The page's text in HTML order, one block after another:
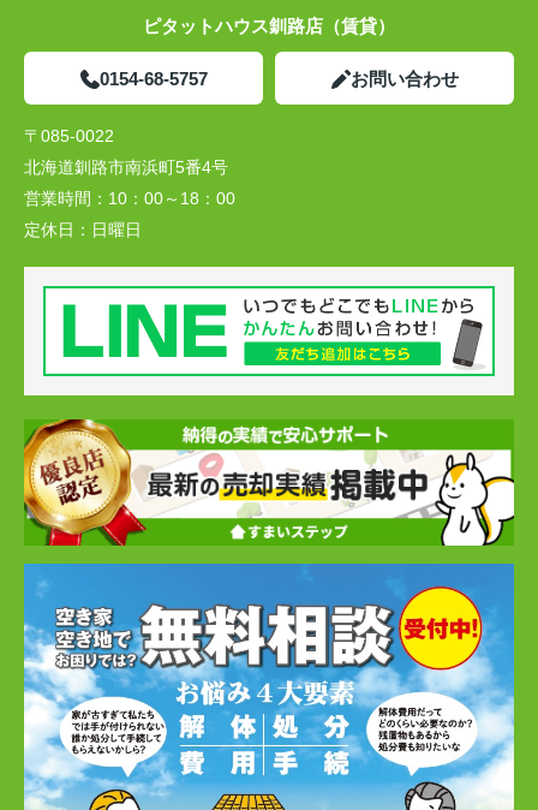
ピタットハウス釧路店（賃貸）
0154-68-5757 お問い合わせ
〒085-0022
北海道釧路市南浜町5番4号
営業時間： 10：00～18：00
定休日： 日曜日